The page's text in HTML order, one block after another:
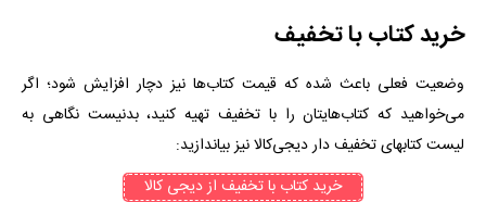
خرید کتاب با تخفیف
وضعیت فعلی باعث شده که قیمت کتاب‌ها نیز دچار افزایش شود؛ اگر
می‌خواهید که کتاب‌هایتان را با تخفیف تهیه کنید، بدنیست نگاهی به
لیست کتابهای تخفیف دار دیجی‌کالا نیز بیاندازید:
خرید کتاب با تخفیف از دیجی کالا